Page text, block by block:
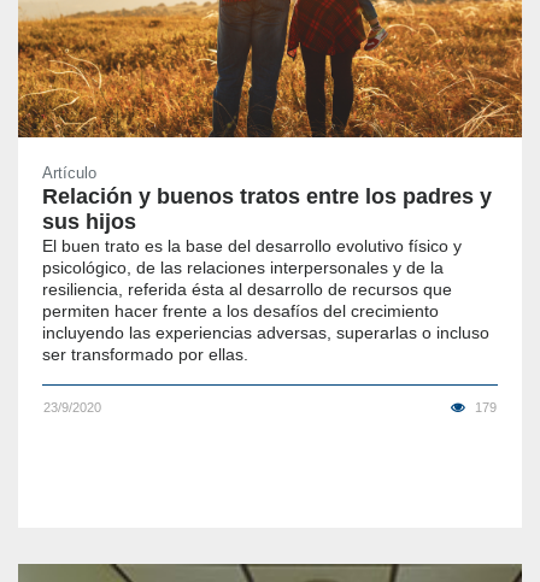
Artículo
Relación y buenos tratos entre los padres y
sus hijos
El buen trato es la base del desarrollo evolutivo físico y
psicológico, de las relaciones interpersonales y de la
resiliencia, referida ésta al desarrollo de recursos que
permiten hacer frente a los desafíos del crecimiento
incluyendo las experiencias adversas, superarlas o incluso
ser transformado por ellas.
23/9/2020 179